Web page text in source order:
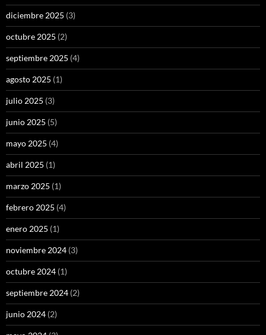
diciembre 2025 (3)
octubre 2025 (2)
septiembre 2025 (4)
agosto 2025 (1)
julio 2025 (3)
junio 2025 (5)
mayo 2025 (4)
abril 2025 (1)
marzo 2025 (1)
febrero 2025 (4)
enero 2025 (1)
noviembre 2024 (3)
octubre 2024 (1)
septiembre 2024 (2)
junio 2024 (2)